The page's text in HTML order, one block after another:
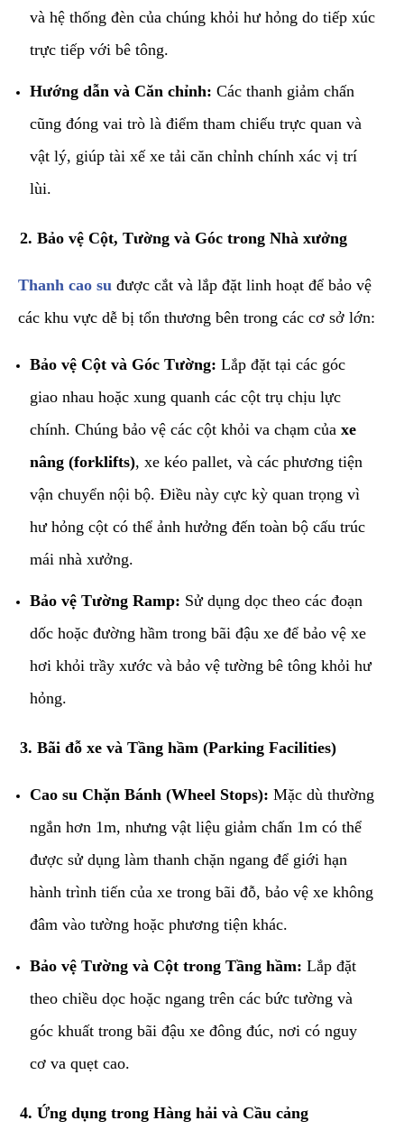
và hệ thống đèn của chúng khỏi hư hỏng do tiếp xúc
trực tiếp với bê tông.
Hướng dẫn và Căn chỉnh: Các thanh giảm chấn
cũng đóng vai trò là điểm tham chiếu trực quan và
vật lý, giúp tài xế xe tải căn chỉnh chính xác vị trí
lùi.
​2. Bảo vệ Cột, Tường và Góc trong Nhà xưởng
​Thanh cao su được cắt và lắp đặt linh hoạt để bảo vệ
các khu vực dễ bị tổn thương bên trong các cơ sở lớn:
Bảo vệ Cột và Góc Tường: Lắp đặt tại các góc
giao nhau hoặc xung quanh các cột trụ chịu lực
chính. Chúng bảo vệ các cột khỏi va chạm của xe
nâng (forklifts), xe kéo pallet, và các phương tiện
vận chuyển nội bộ. Điều này cực kỳ quan trọng vì
hư hỏng cột có thể ảnh hưởng đến toàn bộ cấu trúc
mái nhà xưởng.
Bảo vệ Tường Ramp: Sử dụng dọc theo các đoạn
dốc hoặc đường hầm trong bãi đậu xe để bảo vệ xe
hơi khỏi trầy xước và bảo vệ tường bê tông khỏi hư
hỏng.
​3. Bãi đỗ xe và Tầng hầm (Parking Facilities)
Cao su Chặn Bánh (Wheel Stops): Mặc dù thường
ngắn hơn 1m, nhưng vật liệu giảm chấn 1m có thể
được sử dụng làm thanh chặn ngang để giới hạn
hành trình tiến của xe trong bãi đỗ, bảo vệ xe không
đâm vào tường hoặc phương tiện khác.
Bảo vệ Tường và Cột trong Tầng hầm: Lắp đặt
theo chiều dọc hoặc ngang trên các bức tường và
góc khuất trong bãi đậu xe đông đúc, nơi có nguy
cơ va quẹt cao.
​4. Ứng dụng trong Hàng hải và Cầu cảng